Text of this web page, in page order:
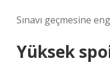
Sınavı geçmesine
Yüksek